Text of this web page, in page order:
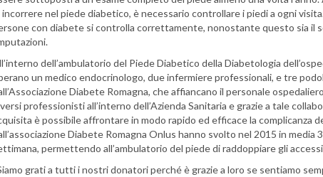
incorrere nel piede diabetico, è necessario controllare i piedi a ogni
con diabete si controlla correttamente, nonostante questo sia il
dell’ambulatorio del Piede Diabetico della Diabetologia
un medico endocrinologo, due infermiere professionali, e tre
Diabete Romagna, che affiancano il personale
professionisti all’interno dell’Azienda Sanitaria e grazie a tale
è possibile affrontare in modo rapido ed efficace la complicanza
Diabete Romagna Onlus hanno svolto nel 2015 in media
permettendo all’ambulatorio del piede di raddoppiare gli
grati a tutti i nostri donatori perché è grazie a loro se sentiamo